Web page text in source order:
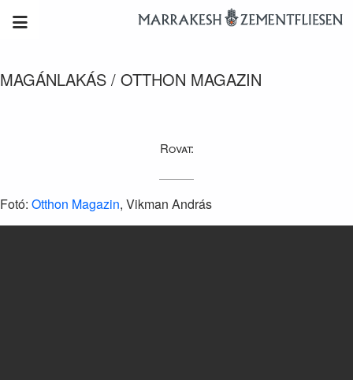
MAGÁNLAKÁS / OTTHON MAGAZIN
Rovat:
Fotó: Otthon Magazin, Vikman András